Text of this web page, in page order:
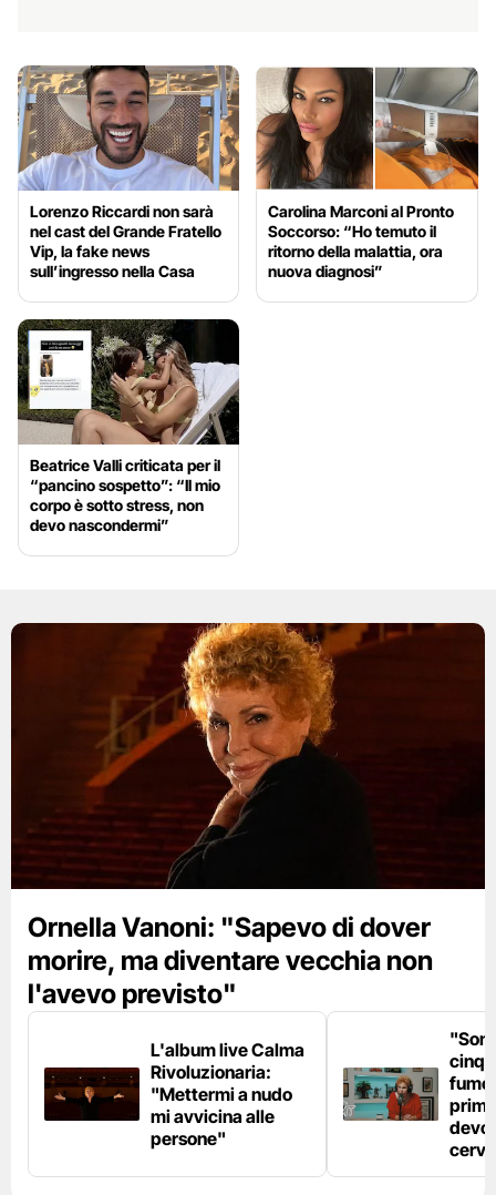
Lorenzo Riccardi non sarà
nel cast del Grande Fratello
Vip, la fake news
sull’ingresso nella Casa
Carolina Marconi al Pronto
Soccorso: “Ho temuto il
ritorno della malattia, ora
nuova diagnosi”
Beatrice Valli criticata per il
“pancino sospetto”: “Il mio
corpo è sotto stress, non
devo nascondermi”
Ornella Vanoni: "Sapevo di dover
morire, ma diventare vecchia non
l'avevo previsto"
L'album live Calma
Rivoluzionaria:
"Mettermi a nudo
mi avvicina alle
persone"
fumo
devo